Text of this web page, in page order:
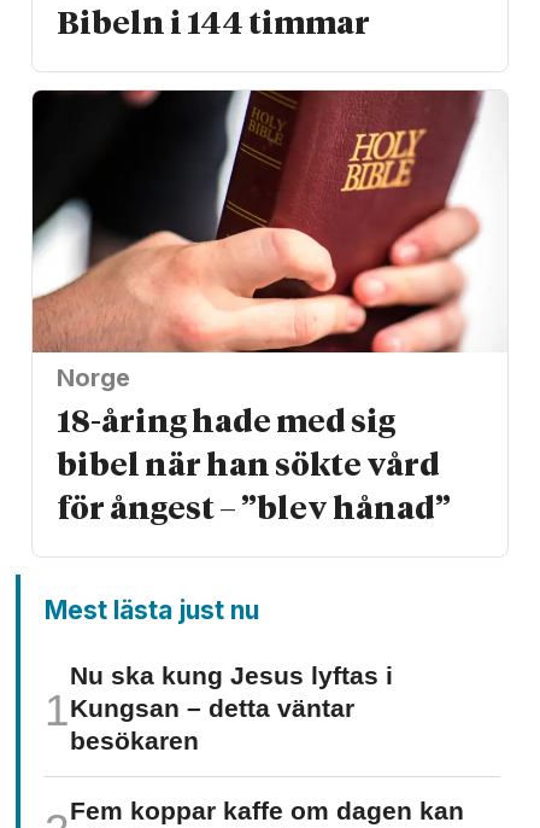
Bibeln i 144 timmar
Norge
18-åring hade med sig
bibel när han sökte vård
för ångest – ”blev hånad”
Mest lästa just nu
Nu ska kung Jesus lyftas i
Kungsan – detta väntar
besökaren
Fem koppar kaffe om dagen kan